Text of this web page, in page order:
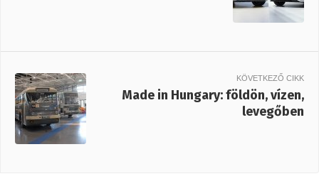
KÖVETKEZŐ CIKK
Made in Hungary: földön, vízen,
levegőben